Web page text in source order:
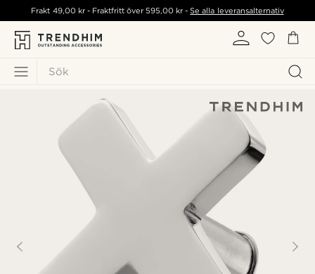
Sök
Frakt 49,00 kr- Fraktfritt över595,00 kr -Se alla leveransalternativ